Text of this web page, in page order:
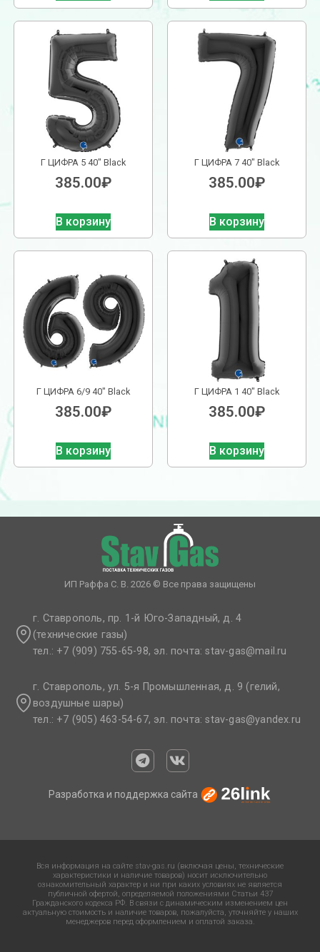
Г ЦИФРА 5 40″ Black
385.00₽
В корзину
Г ЦИФРА 7 40″ Black
385.00₽
В корзину
Г ЦИФРА 6/9 40″ Black
385.00₽
В корзину
Г ЦИФРА 1 40″ Black
385.00₽
В корзину
ИП Раффа С. В. 2026 © Все права защищены
г. Ставрополь, пр. 1-й Юго-Западный, д. 4
(технические газы)
тел.: +7 (909) 755-65-98, эл. почта: stav-gas@mail.ru​
г. Ставрополь, ул. 5-я Промышленная, д. 9 (гелий,
воздушные шары)
тел.: +7 (905) 463-54-67, эл. почта: stav-gas@yandex.ru​
Разработка и поддержка сайта
Вся информация на сайте stav-gas.ru (включая цены, технические
характеристики и наличие товаров) носит исключительно
ознакомительный характер и ни при каких условиях не является
публичной офертой, определяемой положениями Статьи 437
Гражданского кодекса РФ. В связи с динамическим изменением цен
актуальную стоимость и наличие товаров, пожалуйста, уточняйте у наших
менеджеров перед оформлением и оплатой заказа.